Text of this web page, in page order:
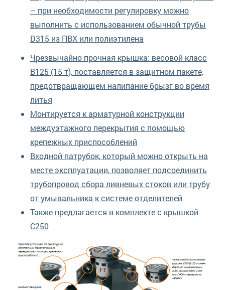
– при необходимости регулировку можно
выполнить с использованием обычной трубы
D315 из ПВХ или полиэтилена
Чрезвычайно прочная крышка: весовой класс
B125 (15 т), поставляется в защитном пакете,
предотвращающем налипание брызг во время
литья
Монтируется к арматурной конструкции
междуэтажного перекрытия с помощью
крепежных приспособлений
Входной патрубок, который можно открыть на
месте эксплуатации, позволяет подсоединить
трубопровод сбора ливневых стоков или трубу
от умывальника к системе отделителей
Также предлагается в комплекте с крышкой
C250